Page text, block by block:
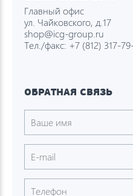
Главный офис
ул. Чайковского, д.17
shop@icg-group.ru
Тел./факс: +7 (812) 317-
ОБРАТНАЯ СВЯЗЬ